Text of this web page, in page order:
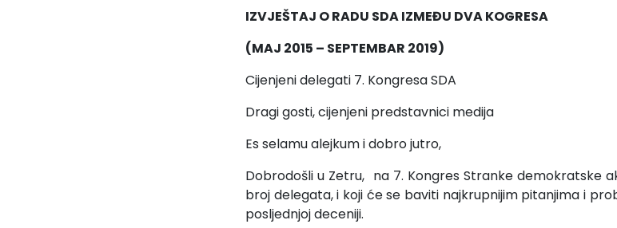
IZVJEŠTAJ O RADU SDA IZMEĐU DVA KOGRESA
(MAJ 2015 – SEPTEMBAR 2019)
Cijenjeni delegati 7. Kongresa SDA
Dragi gosti, cijenjeni predstavnici medija
Es selamu alejkum i dobro jutro,
Dobrodošli u Zetru, na 7. Kongres Stranke demokratske
broj delegata, i koji će se baviti najkrupnijim pitanjima i
posljednjoj deceniji.